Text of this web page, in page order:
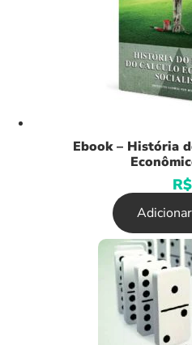
Ebook – História
R$